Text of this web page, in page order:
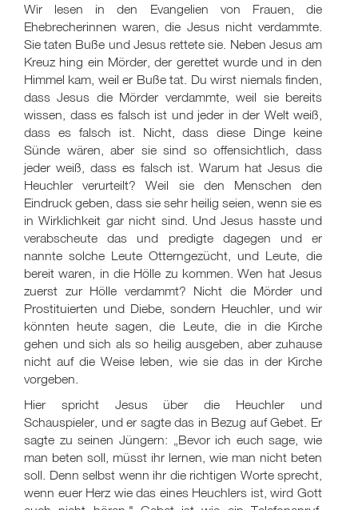
Wir lesen in den Evangelien von Frauen, die
Ehebrecherinnen waren, die Jesus nicht verdammte.
Sie taten Buße und Jesus rettete sie. Neben Jesus am
Kreuz hing ein Mörder, der gerettet wurde und in den
Himmel kam, weil er Buße tat. Du wirst niemals finden,
dass Jesus die Mörder verdammte, weil sie bereits
wissen, dass es falsch ist und jeder in der Welt weiß,
dass es falsch ist. Nicht, dass diese Dinge keine
Sünde wären, aber sie sind so offensichtlich, dass
jeder weiß, dass es falsch ist. Warum hat Jesus die
Heuchler verurteilt? Weil sie den Menschen den
Eindruck geben, dass sie sehr heilig seien, wenn sie es
in Wirklichkeit gar nicht sind. Und Jesus hasste und
verabscheute das und predigte dagegen und er
nannte solche Leute Otterngezücht, und Leute, die
bereit waren, in die Hölle zu kommen. Wen hat Jesus
zuerst zur Hölle verdammt? Nicht die Mörder und
Prostituierten und Diebe, sondern Heuchler, und wir
könnten heute sagen, die Leute, die in die Kirche
gehen und sich als so heilig ausgeben, aber zuhause
nicht auf die Weise leben, wie sie das in der Kirche
vorgeben.
Hier spricht Jesus über die Heuchler und
Schauspieler, und er sagte das in Bezug auf Gebet. Er
sagte zu seinen Jüngern: „Bevor ich euch sage, wie
man beten soll, müsst ihr lernen, wie man nicht beten
soll. Denn selbst wenn ihr die richtigen Worte sprecht,
wenn euer Herz wie das eines Heuchlers ist, wird Gott